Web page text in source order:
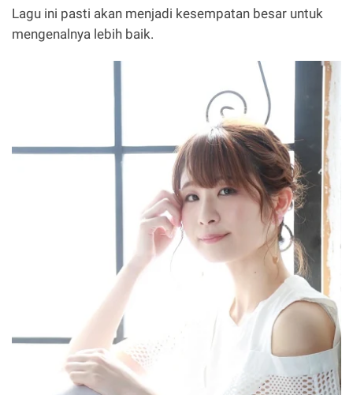
Lagu ini pasti akan menjadi kesempatan besar untuk
mengenalnya lebih baik.